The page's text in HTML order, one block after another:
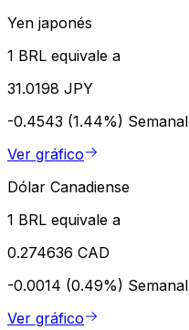
Yen japonés
1 BRL equivale a
31.0198 JPY
-0.4543 (1.44%) Semanal
Ver gráfico
Dólar Canadiense
1 BRL equivale a
0.274636 CAD
-0.0014 (0.49%) Semanal
Ver gráfico